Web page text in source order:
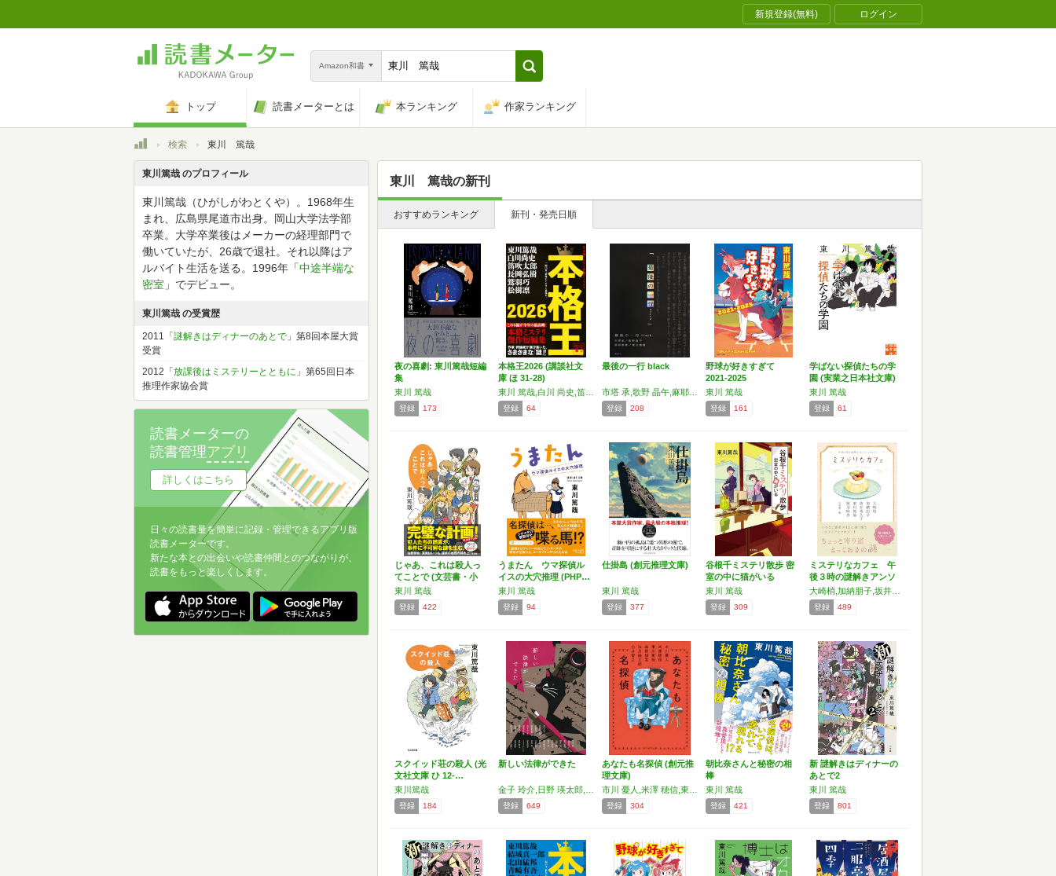
新規登録(無料) ログイン
Amazon和書
トップ 読書メーターとは 本ランキング 作家ランキング
トップ検索 東川 篤哉
東川 篤哉の新刊
おすすめランキング 新刊・発売日順
夜の喜劇: 東川篤哉短編
集
東川 篤哉
登録 173
本格王2026 (講談社文
庫 ほ 31-28)
登録 64
最後の一行 black
登録 208
野球が好きすぎて
2021‐2025
東川 篤哉
登録 161
学ばない探偵たちの学
園 (実業之日本社文庫)
東川 篤哉
登録 61
じゃあ、これは殺人っ
てことで (文芸書・小
説)
東川 篤哉
登録 422
うまたん ウマ探偵ル
イスの大穴推理 (PHP…
東川 篤哉
登録 94
仕掛島 (創元推理文庫)
東川 篤哉
登録 377
谷根千ミステリ散歩 密
室の中に猫がいる
東川 篤哉
登録 309
ミステリなカフェ 午
後３時の謎解きアンソ
ロジ…
登録 489
スクイッド荘の殺人 (光
文社文庫 ひ 12-…
東川篤哉
登録 184
新しい法律ができた
登録 649
あなたも名探偵 (創元推
理文庫)
登録 304
朝比奈さんと秘密の相
棒
東川 篤哉
登録 421
新 謎解きはディナーの
あとで2
東川 篤哉
登録 801
東川篤哉 のプロフィール
東川篤哉（ひがしがわとくや）。1968年生
まれ、広島県尾道市出身。岡山大学法学部
卒業。大学卒業後はメーカーの経理部門で
働いていたが、26歳で退社。それ以降はア
ルバイト生活を送る。1996年「中途半端な
密室 」でデビュー。
東川篤哉 の受賞歴
2011「 謎解きはディナーのあとで 」第8回本屋大賞
受賞
2012「 放課後はミステリーとともに 」第65回日本
推理作家協会賞
読書メーターの
読書管理アプリ
詳しくはこちら
日々の読書量を簡単に記録・管理できるアプリ版
読書メーターです。
新たな本との出会いや読書仲間とのつながりが、
読書をもっと楽しくします。